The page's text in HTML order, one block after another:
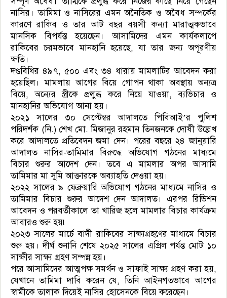
নাসির। তামিমা ও নাসিরের এমন অনৈতিক ও অবৈধ সম্পর্কের
কারণে রাকিব ও তার আট বছর বয়সী কন্যা মারাত্মকভাবে
মানসিক বিপর্যস্ত হয়েছেন। আসামিদের এমন কার্যকলাপে
রাকিবের চরমভাবে মানহানি হয়েছে, যা তার জন্য অপূরণীয়
ক্ষতি।
দণ্ডবিধির ৪৯৭, ৫০০ এবং ৩৪ ধারায় মামলাটির আবেদন করা
হয়েছিল। মামলায় আগের বিয়ে গোপন থাকা অবস্থায় অন্যত্র
বিয়ে, অন্যের স্ত্রীকে প্রলুব্ধ করে নিয়ে যাওয়া, ব্যভিচার ও
মানহানির অভিযোগ আনা হয়।
২০২১ সালের ৩০ সেপ্টেম্বর আদালতে পিবিআই’র পুলিশ
পরিদর্শক (নি.) শেখ মো. মিজানুর রহমান তিনজনকে দোষী উল্লেখ
করে আদালতে প্রতিবেদন জমা দেন। পরের বছরে ২৪ জানুয়ারি
আদালত নাসির-তামিমার বিরুদ্ধে অভিযোগ গঠনের মাধ্যমে
বিচার শুরুর আদেশ দেন। তবে এ মামলার অপর আসামি
তামিমার মা সুমি আক্তারকে অব্যাহতি দেওয়া হয়।
২০২২ সালের ৯ ফেব্রুয়ারি অভিযোগ গঠনের মাধ্যমে নাসির ও
তামিমার বিচার শুরুর আদেশ দেন আদালত। এরপর রিভিশন
আবেদন ও পরবর্তীকালে তা খারিজ হলে মামলার বিচার কার্যক্রম
আবারও শুরু হয়৷
২০২৩ সালের মার্চে বাদী রাকিবের সাক্ষ্যগ্রহণের মাধ্যমে বিচার
শুরু হয়। দীর্ঘ শুনানি শেষে ২০২৫ সালের এপ্রিল পর্যন্ত মোট ১০
সাক্ষীর সাক্ষ্য গ্রহণ সম্পন্ন হয়।
পরে আসামিদের আত্মপক্ষ সমর্থন ও সাফাই সাক্ষ্য গ্রহণ করা হয়,
যেখানে তামিমা দাবি করেন যে, তিনি আইনগতভাবে আগের
স্বামীকে তালাক দিয়েই নাসির হোসেনকে বিয়ে করেছেন।